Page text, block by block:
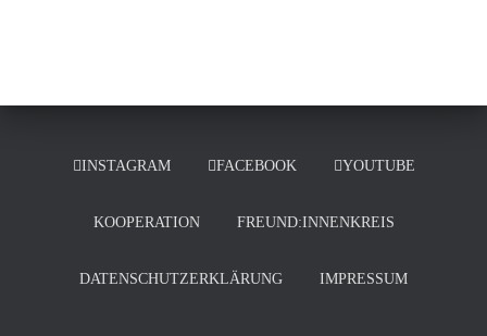
INSTAGRAM FACEBOOK YOUTUBE
KOOPERATION FREUND:INNENKREIS
DATENSCHUTZERKLÄRUNG IMPRESSUM